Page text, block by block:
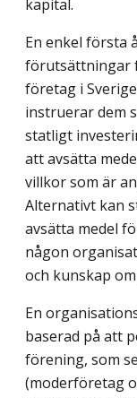
kapital.
En enkel första
förutsättningar
företag i
instruerar dem
statligt
att avsätta
villkor som är
Alternativt kan
avsätta medel
någon
och kunskap
En
baserad på att
förening, som
(moderföretag